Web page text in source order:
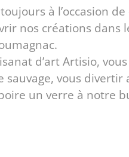
à l’occasion
nos créations dans
d’art Artisio,
vous divertir
un verre à notre